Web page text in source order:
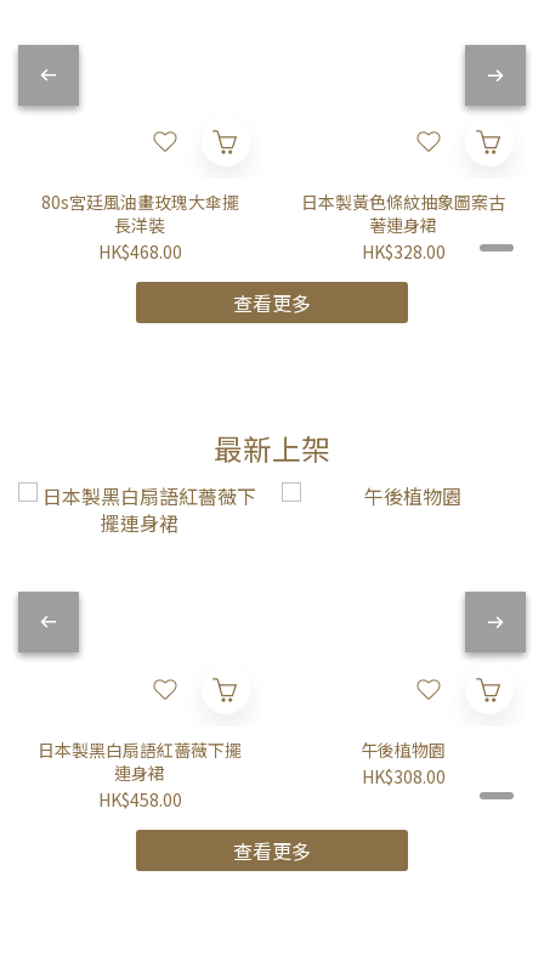
80s宮廷風油畫玫瑰大傘擺
長洋裝
HK$468.00
日本製黃色條紋抽象圖案古
著連身裙
HK$328.00
查看更多
最新上架
日本製黑白扇語紅薔薇下擺
連身裙
HK$458.00
午後植物園
HK$308.00
查看更多